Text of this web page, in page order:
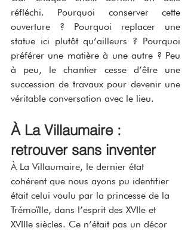
réfléchi. Pourquoi conserver cette
ouverture ? Pourquoi replacer une
statue ici plutôt qu’ailleurs ? Pourquoi
préférer une matière à une autre ? Peu
à peu, le chantier cesse d’être une
succession de travaux pour devenir une
véritable conversation avec le lieu.
À La Villaumaire :
retrouver sans inventer
À La Villaumaire, le dernier état
cohérent que nous ayons pu identifier
était celui voulu par la princesse de la
Trémoïlle, dans l’esprit des XVIIe et
XVIIIe siècles. Ce n’était pas un décor